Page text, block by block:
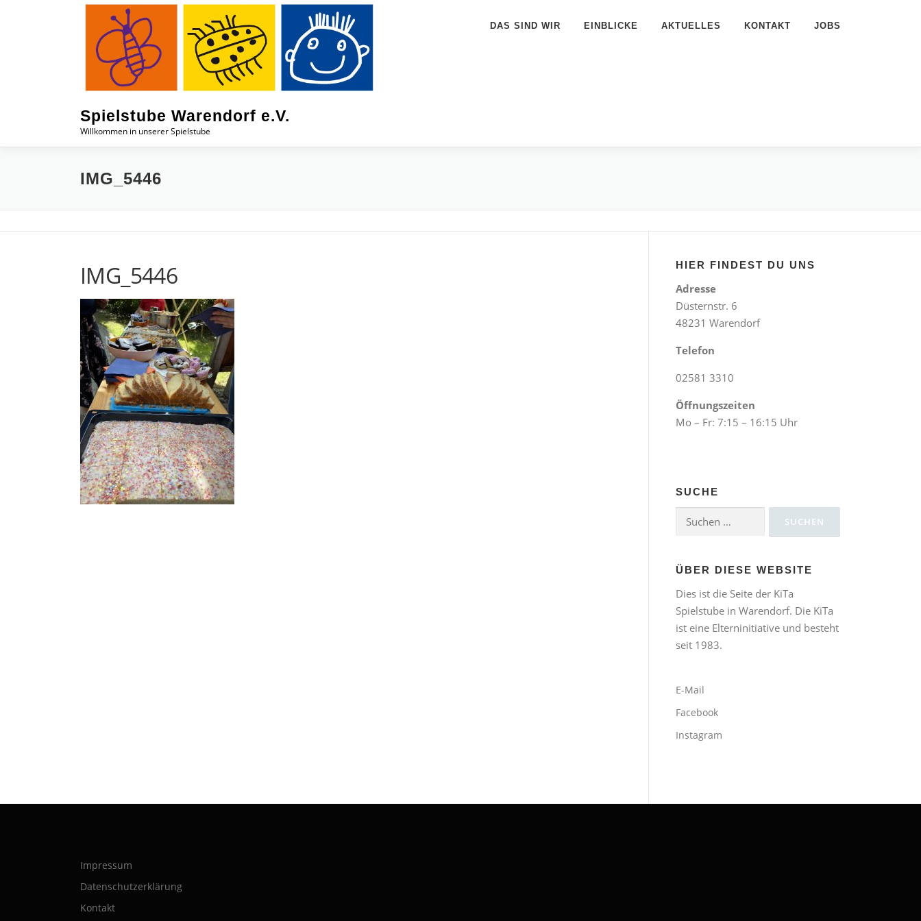
Spielstube Warendorf e.V.
Willkommen in unserer Spielstube
DAS SIND WIR EINBLICKE AKTUELLES KONTAKT JOBS
IMG_5446
IMG_5446 HIER FINDEST DU UNS
Adresse
Düsternstr. 6
48231 Warendorf
Telefon
02581 3310
Öffnungszeiten
Mo – Fr: 7:15 – 16:15 Uhr
SUCHE
Suchen
ÜBER DIESE WEBSITE
Dies ist die Seite der KiTa
Spielstube in Warendorf. Die KiTa
ist eine Elterninitiative und besteht
seit 1983.
E-Mail
Facebook
Instagram
Impressum
Datenschutzerklärung
Kontakt